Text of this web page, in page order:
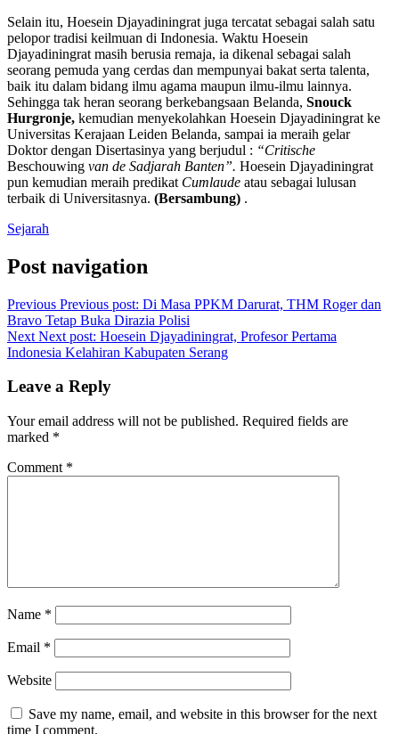
Selain itu, Hoesein Djayadiningrat juga tercatat sebagai salah satu
pelopor tradisi keilmuan di Indonesia. Waktu Hoesein
Djayadiningrat masih berusia remaja, ia dikenal sebagai salah
seorang pemuda yang cerdas dan mempunyai bakat serta talenta,
baik itu dalam bidang ilmu agama maupun ilmu-ilmu lainnya.
Sehingga tak heran seorang berkebangsaan Belanda, Snouck
Hurgronje, kemudian menyekolahkan Hoesein Djayadiningrat ke
Universitas Kerajaan Leiden Belanda, sampai ia meraih gelar
Doktor dengan Disertasinya yang berjudul : “Critische
Beschouwing van de Sadjarah Banten”. Hoesein Djayadiningrat
pun kemudian meraih predikat Cumlaude atau sebagai lulusan
terbaik di Universitasnya. (Bersambung) .
Sejarah
Post navigation
Previous Previous post: Di Masa PPKM Darurat, THM Roger dan
Bravo Tetap Buka Dirazia Polisi
Next Next post: Hoesein Djayadiningrat, Profesor Pertama
Indonesia Kelahiran Kabupaten Serang
Leave a Reply
Your email address will not be published. Required fields are
marked *
Comment *
Name *
Email *
Website
Save my name, email, and website in this browser for the next
time I comment.